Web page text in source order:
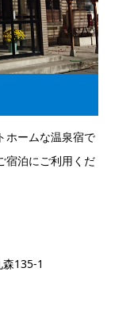
ホームな温泉宿で
宿泊にご利用くだ
135-1